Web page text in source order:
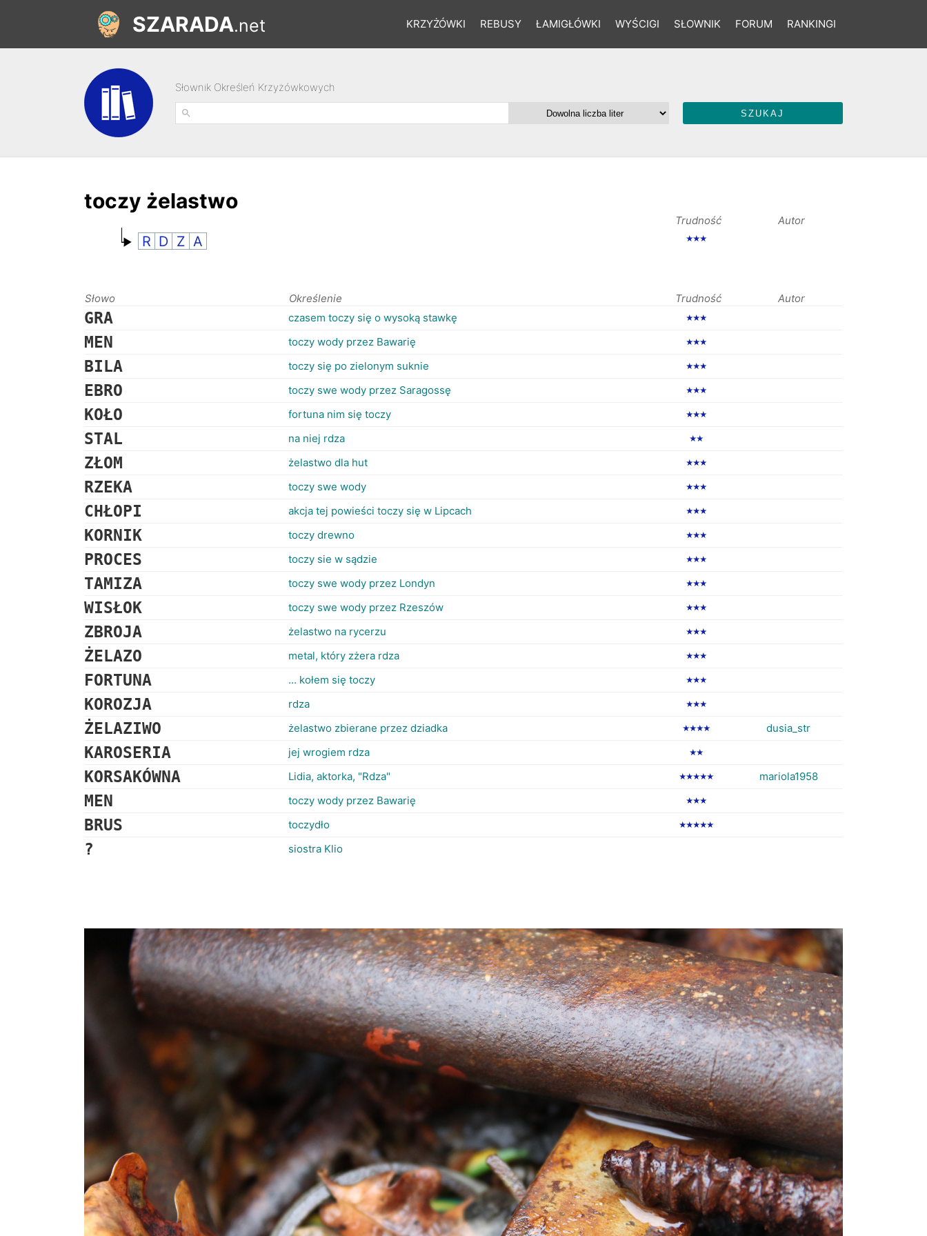
KRZYŻÓWKI REBUSY ŁAMIGŁÓWKI WYŚCIGI SŁOWNIK FORUM RANKINGI
SZARADA.net
Słownik Określeń Krzyżówkowych
toczy żelastwo
Trudność Autor
R D Z A ★★★
Słowo Określenie Trudność Autor
GRA czasem toczy się o wysoką stawkę ★★★
MEN toczy wody przez Bawarię ★★★
BILA toczy się po zielonym suknie ★★★
EBRO toczy swe wody przez Saragossę ★★★
KOŁO fortuna nim się toczy ★★★
STAL na niej rdza ★★
ZŁOM żelastwo dla hut ★★★
RZEKA toczy swe wody ★★★
CHŁOPI akcja tej powieści toczy się w Lipcach ★★★
KORNIK toczy drewno ★★★
PROCES toczy sie w sądzie ★★★
TAMIZA toczy swe wody przez Londyn ★★★
WISŁOK toczy swe wody przez Rzeszów ★★★
ZBROJA żelastwo na rycerzu ★★★
ŻELAZO metal, który zżera rdza ★★★
FORTUNA ... kołem się toczy ★★★
KOROZJA rdza ★★★
ŻELAZIWO żelastwo zbierane przez dziadka ★★★★ dusia_str
KAROSERIA jej wrogiem rdza ★★
KORSAKÓWNA Lidia, aktorka, "Rdza" ★★★★★ mariola1958
MEN toczy wody przez Bawarię ★★★
BRUS toczydło ★★★★★
? siostra Klio